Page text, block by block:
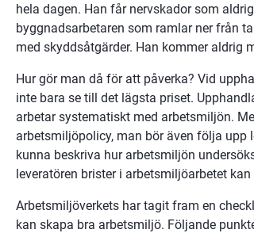
hela dagen. Han får nervskador som
byggnadsarbetaren som ramlar ner från
med skyddsåtgärder. Han kommer aldrig
Hur gör man då för att påverka? Vid
inte bara se till det lägsta priset.
arbetar systematiskt med arbetsmiljön.
arbetsmiljöpolicy, man bör även följa upp
kunna beskriva hur arbetsmiljön
leveratören brister i arbetsmiljöarbetet
Arbetsmiljöverkets har tagit fram en
kan skapa bra arbetsmiljö. Följande